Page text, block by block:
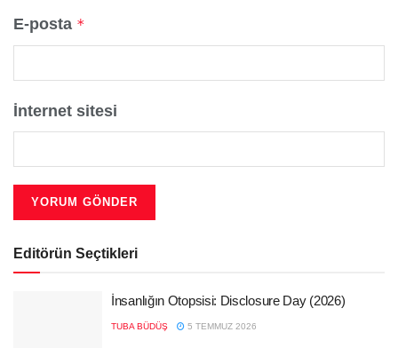
E-posta *
İnternet sitesi
Editörün Seçtikleri
İnsanlığın Otopsisi: Disclosure Day (2026)
TUBA BÜDÜŞ 5 TEMMUZ 2026